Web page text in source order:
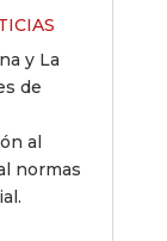
y La
de
al
normas
fluvial.